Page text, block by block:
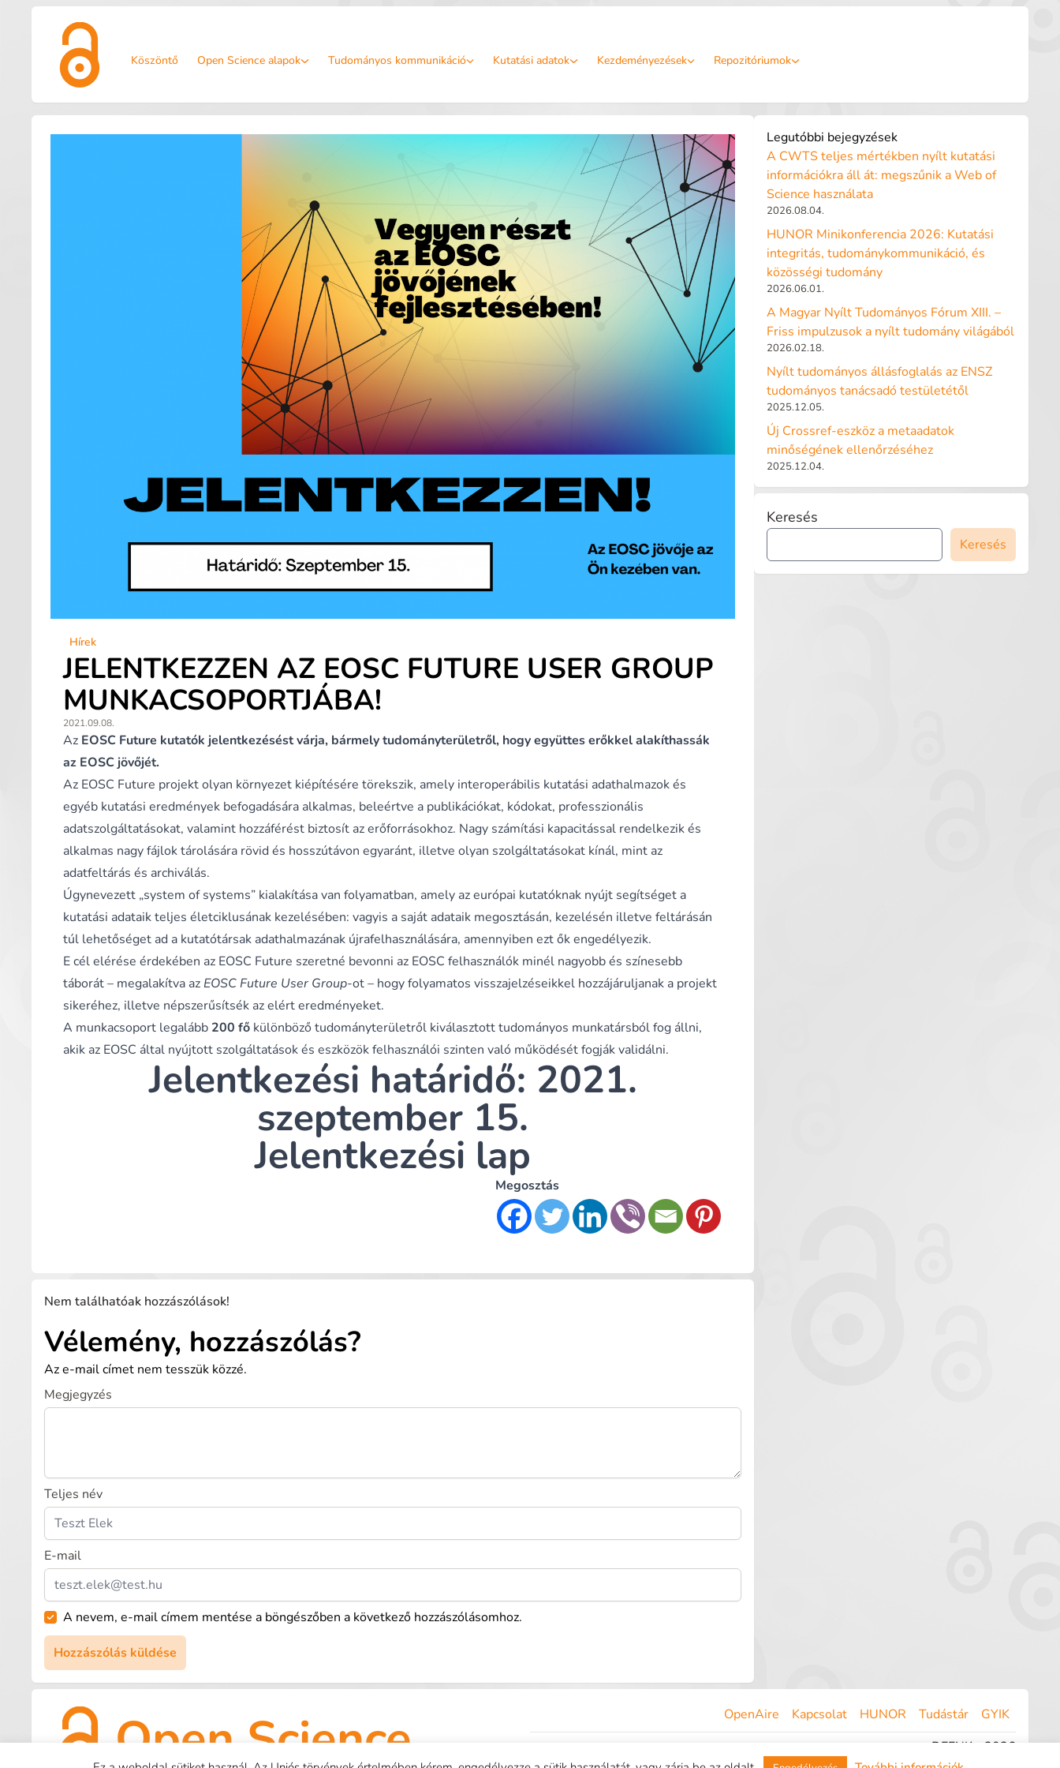
Köszöntő Open Science alapok Tudományos kommunikáció Kutatási adatok Kezdeményezések Repozitóriumok
Hírek
JELENTKEZZEN AZ EOSC FUTURE USER GROUP
MUNKACSOPORTJÁBA!
2021.09.08.
Az EOSC Future kutatók jelentkezésést várja, bármely tudományterületről, hogy együttes erőkkel alakíthassák
az EOSC jövőjét.
Az EOSC Future projekt olyan környezet kiépítésére törekszik, amely interoperábilis kutatási adathalmazok és
egyéb kutatási eredmények befogadására alkalmas, beleértve a publikációkat, kódokat, professzionális
adatszolgáltatásokat, valamint hozzáférést biztosít az erőforrásokhoz. Nagy számítási kapacitással rendelkezik és
alkalmas nagy fájlok tárolására rövid és hosszútávon egyaránt, illetve olyan szolgáltatásokat kínál, mint az
adatfeltárás és archiválás.
Úgynevezett „system of systems” kialakítása van folyamatban, amely az európai kutatóknak nyújt segítséget a
kutatási adataik teljes életciklusának kezelésében: vagyis a saját adataik megosztásán, kezelésén illetve feltárásán
túl lehetőséget ad a kutatótársak adathalmazának újrafelhasználására, amennyiben ezt ők engedélyezik.
E cél elérése érdekében az EOSC Future szeretné bevonni az EOSC felhasználók minél nagyobb és színesebb
táborát – megalakítva az EOSC Future User Group-ot – hogy folyamatos visszajelzéseikkel hozzájáruljanak a projekt
sikeréhez, illetve népszerűsítsék az elért eredményeket.
A munkacsoport legalább 200 fő különböző tudományterületről kiválasztott tudományos munkatársból fog állni,
akik az EOSC által nyújtott szolgáltatások és eszközök felhasználói szinten való működését fogják validálni.
Jelentkezési határidő: 2021.
szeptember 15.
Jelentkezési lap
Megosztás
Nem találhatóak hozzászólások!
Vélemény, hozzászólás?
Az e-mail címet nem tesszük közzé.
Megjegyzés
Teljes név
E-mail
A nevem, e-mail címem mentése a böngészőben a következő hozzászólásomhoz.
Legutóbbi bejegyzések
A CWTS teljes mértékben nyílt kutatási
információkra áll át: megszűnik a Web of
Science használata
2026.08.04.
HUNOR Minikonferencia 2026: Kutatási
integritás, tudománykommunikáció, és
közösségi tudomány
2026.06.01.
A Magyar Nyílt Tudományos Fórum XIII. –
Friss impulzusok a nyílt tudomány világából
2026.02.18.
Nyílt tudományos állásfoglalás az ENSZ
tudományos tanácsadó testületétől
2025.12.05.
Új Crossref-eszköz a metaadatok
minőségének ellenőrzéséhez
2025.12.04.
Keresés
Keresés
Open Science OpenAire Kapcsolat HUNOR Tudástár
GYIK
DEENK - 2026